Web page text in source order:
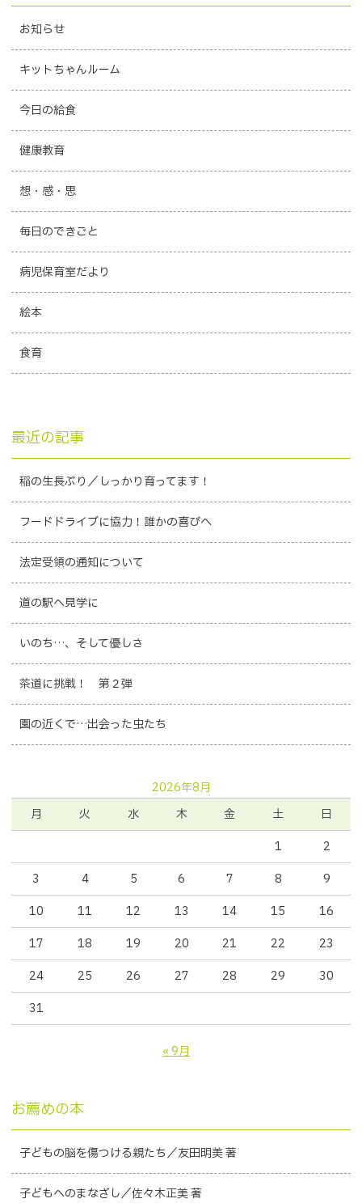
お知らせ
キットちゃんルーム
今日の給食
健康教育
想・感・思
毎日のできごと
病児保育室だより
絵本
食育
最近の記事
稲の生長ぶり／しっかり育ってます！
フードドライブに協力！誰かの喜びへ
法定受領の通知について
道の駅へ見学に
いのち…、そして優しさ
茶道に挑戦！ 第２弾
園の近くで…出会った虫たち
2026年8月
月
火 水 木 金 土
日
1
2
3
4 5 6 7 8
9
10
11 12 13 14 15
16
17
18 19 20 21 22
23
24
25 26 27 28 29
30
31
« 9月
お薦めの本
子どもの脳を傷つける親たち／友田明美 著
子どもへのまなざし／佐々木正美 著